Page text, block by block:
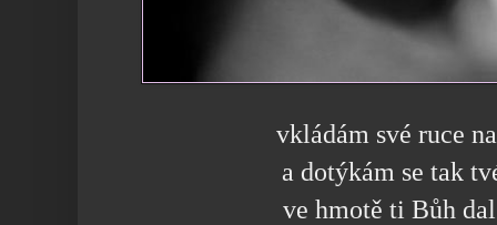
vkládám své ruce
a dotýkám se tak
ve hmotě ti Bůh